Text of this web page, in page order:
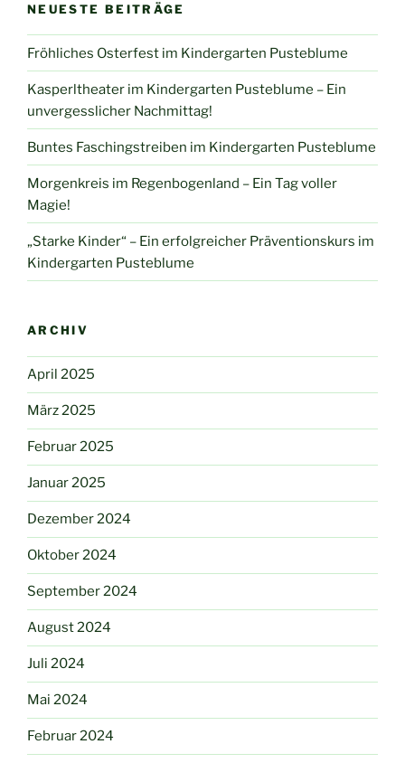
NEUESTE BEITRÄGE
Fröhliches Osterfest im Kindergarten Pusteblume
Kasperltheater im Kindergarten Pusteblume – Ein
unvergesslicher Nachmittag!
Buntes Faschingstreiben im Kindergarten Pusteblume
Morgenkreis im Regenbogenland – Ein Tag voller
Magie!
„Starke Kinder“ – Ein erfolgreicher Präventionskurs im
Kindergarten Pusteblume
ARCHIV
April 2025
März 2025
Februar 2025
Januar 2025
Dezember 2024
Oktober 2024
September 2024
August 2024
Juli 2024
Mai 2024
Februar 2024